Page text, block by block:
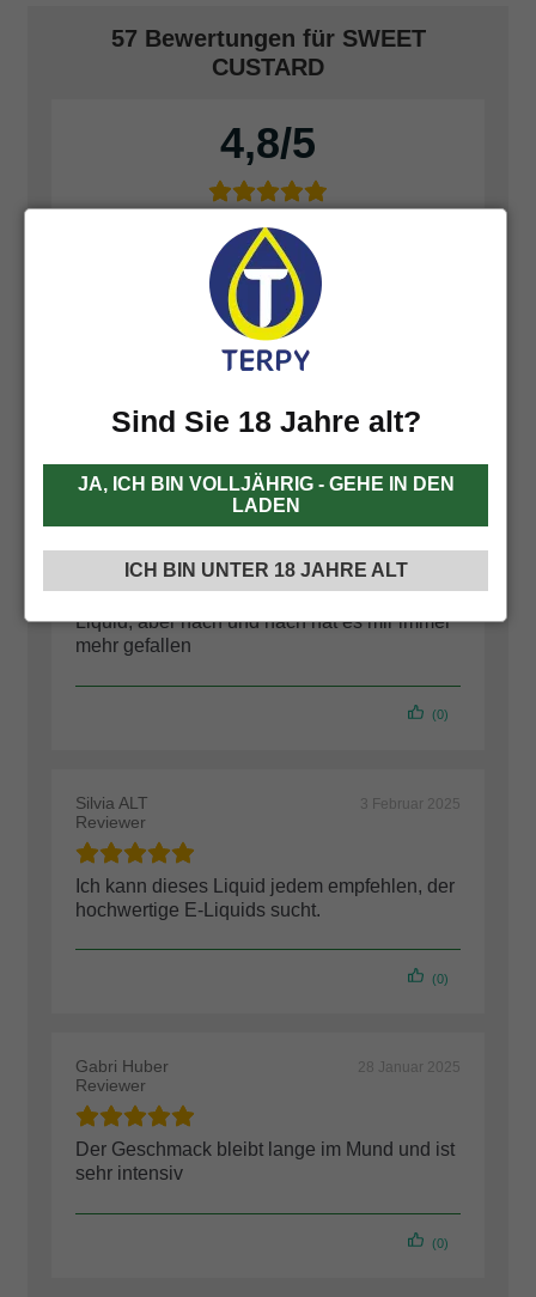
57 Bewertungen für SWEET
CUSTARD
4,8
Füge deine Bewertung hinzu
Zuerst war ich ein wenig unsicher mit diesem
Liquid, aber nach und nach hat es mir immer
mehr gefallen
(0)
Silvia ALT
Reviewer
3 Februar 2025
Ich kann dieses Liquid jedem empfehlen, der
hochwertige E-Liquids sucht.
(0)
Gabri Huber
Reviewer
28 Januar 2025
Der Geschmack bleibt lange im Mund und ist
sehr intensiv
(0)
Sind Sie 18 Jahre alt?
JA, ICH BIN VOLLJÄHRIG - GEHE IN DEN
LADEN
ICH BIN UNTER 18 JAHRE ALT